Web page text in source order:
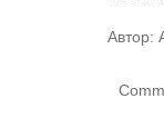
Автор: